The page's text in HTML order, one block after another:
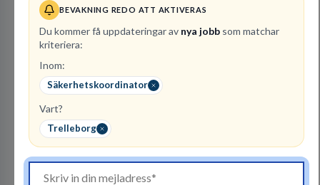
BEVAKNING REDO ATT AKTIVERAS
Du kommer få uppdateringar av nya jobb som matchar
kriteriera:
Inom:
Säkerhetskoordinator
Vart?
Trelleborg
Finnvedens
Lastvagnar AB
1lediga jobb
Finnvedens Lastvagnar startades 1997 när man